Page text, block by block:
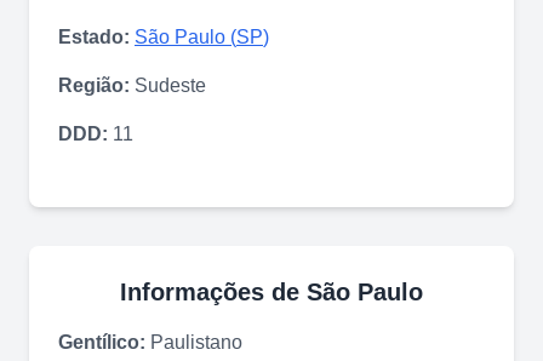
Estado: São Paulo (SP)
Região: Sudeste
DDD: 11
Informações de São Paulo
Gentílico: Paulistano